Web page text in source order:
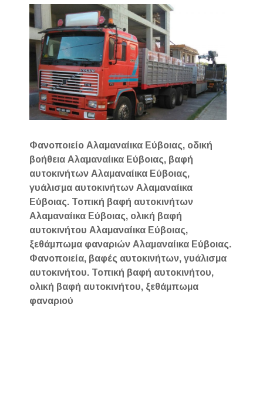
Φανοποιείο Αλαμαναίικα Εύβοιας, οδική
βοήθεια Αλαμαναίικα Εύβοιας, βαφή
αυτοκινήτων Αλαμαναίικα Εύβοιας,
γυάλισμα αυτοκινήτων Αλαμαναίικα
Εύβοιας. Τοπική βαφή αυτοκινήτων
Αλαμαναίικα Εύβοιας, ολική βαφή
αυτοκινήτου Αλαμαναίικα Εύβοιας,
ξεθάμπωμα φαναριών Αλαμαναίικα Εύβοιας.
Φανοποιεία, βαφές αυτοκινήτων, γυάλισμα
αυτοκινήτου. Τοπική βαφή αυτοκινήτου,
ολική βαφή αυτοκινήτου, ξεθάμπωμα
φαναριού